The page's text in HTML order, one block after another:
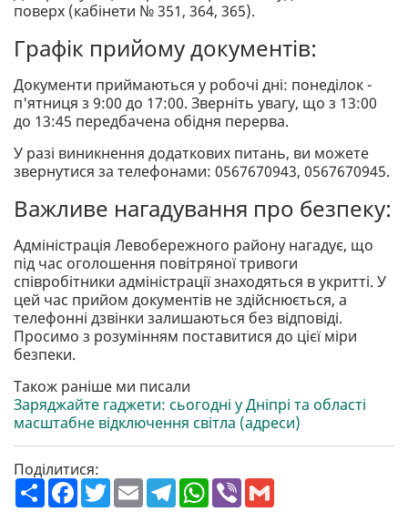
поверх (кабінети № 351, 364, 365).
Графік прийому документів:
Документи приймаються у робочі дні: понеділок -
п'ятниця з 9:00 до 17:00. Зверніть увагу, що з 13:00
до 13:45 передбачена обідня перерва.
У разі виникнення додаткових питань, ви можете
звернутися за телефонами: 0567670943, 0567670945.
Важливе нагадування про безпеку:
Адміністрація Левобережного району нагадує, що
під час оголошення повітряної тривоги
співробітники адміністрації знаходяться в укритті. У
цей час прийом документів не здійснюється, а
телефонні дзвінки залишаються без відповіді.
Просимо з розумінням поставитися до цієї міри
безпеки.
Також раніше ми писали
Заряджайте гаджети: сьогодні у Дніпрі та області
масштабне відключення світла (адреси)
Поділитися:
П
о
F
a
T
w
E
m
T
e
W
h
V